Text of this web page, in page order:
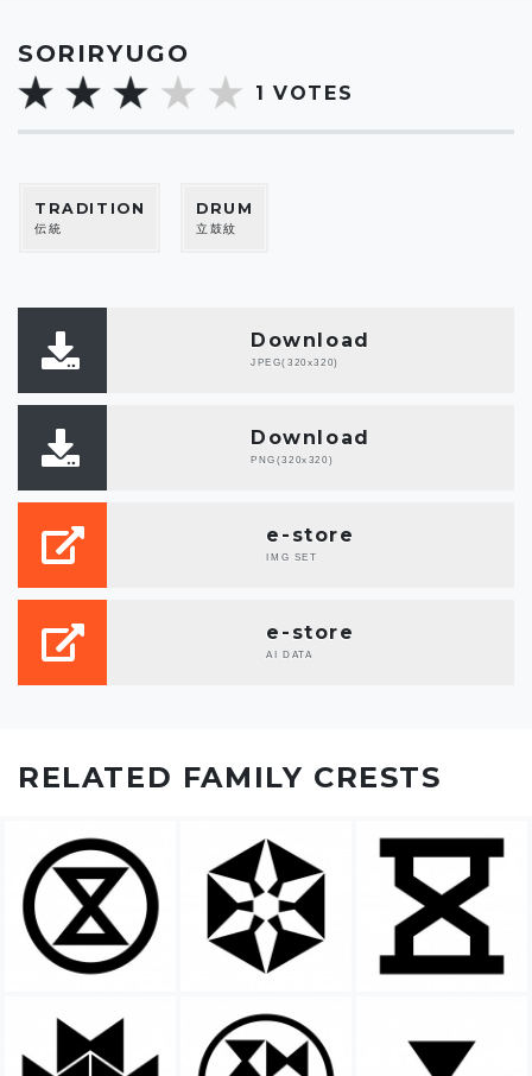
SORIRYUGO
1 VOTES
TRADITION
伝統
DRUM
立鼓紋
Download
JPEG(320x320)
Download
PNG(320x320)
e-store
IMG SET
e-store
AI DATA
RELATED FAMILY CRESTS